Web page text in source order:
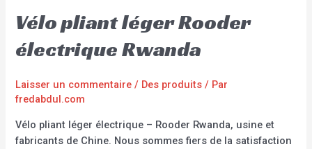
Vélo pliant léger Rooder
électrique Rwanda
Laisser un commentaire / Des produits / Par
fredabdul.com
Vélo pliant léger électrique – Rooder Rwanda, usine et
fabricants de Chine. Nous sommes fiers de la satisfaction